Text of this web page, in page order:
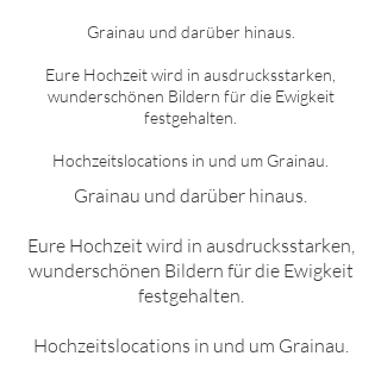
Grainau und darüber hinaus.
Eure Hochzeit wird in ausdrucksstarken,
wunderschönen Bildern für die Ewigkeit
festgehalten.
Hochzeitslocations in und um Grainau
Grainau und darüber hinaus.
Eure Hochzeit wird in ausdrucksstarken,
wunderschönen Bildern für die Ewigkeit
festgehalten.
Hochzeitslocations in und um Grainau.